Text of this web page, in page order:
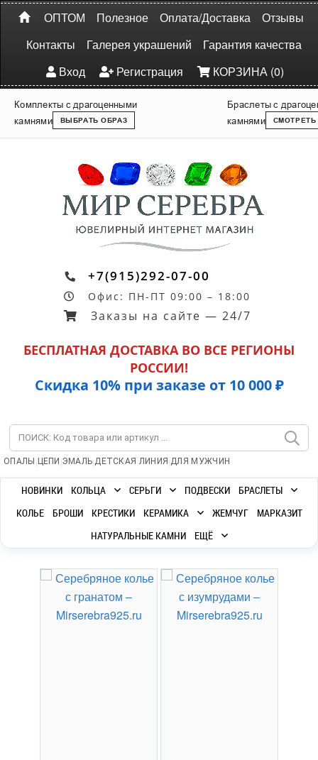
ОПТОМ Полезное Оплата/Доставка
Отзывы
Контакты
Галерея украшений
Гарантия качества
Вход
Регистрация КОРЗИНА (0)
Комплекты с драгоценными
камнями
ВЫБРАТЬ ОБРАЗ
Браслеты с
камнями
СМОТРЕТЬ
+7(915)292-07-00
Офис: ПН-ПТ 09:00 – 18:00
Заказы на сайте — 24/7
БЕСПЛАТНАЯ ДОСТАВКА ВО ВСЕ РЕГИОНЫ
РОССИИ!
Скидка 10% при заказе от 10 000 ₽
ОПАЛЫ | ЦЕПИ |ЭМАЛЬ|ДЕТСКАЯ ЛИНИЯ |ДЛЯ МУЖЧИН
НОВИНКИ КОЛЬЦА СЕРЬГИ ПОДВЕСКИ
БРАСЛЕТЫ
КОЛЬЕ
БРОШИ КРЕСТИКИ КЕРАМИКА ЖЕМЧУГ
МАРКАЗИТ
НАТУРАЛЬНЫЕ КАМНИ
ЕЩЁ